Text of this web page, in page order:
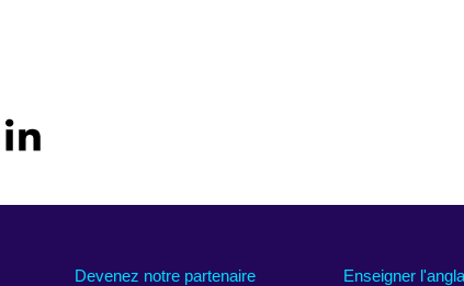
Devenez notre partenaire Enseigner